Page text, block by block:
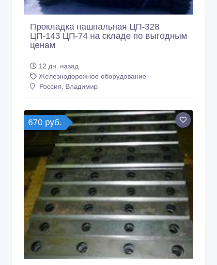
Прокладка нашпальная ЦП-328
ЦП-143 ЦП-74 на складе по выгодным
ценам
12 дн. назад
Железнодорожное оборудование
Россия, Владимир
670 руб.